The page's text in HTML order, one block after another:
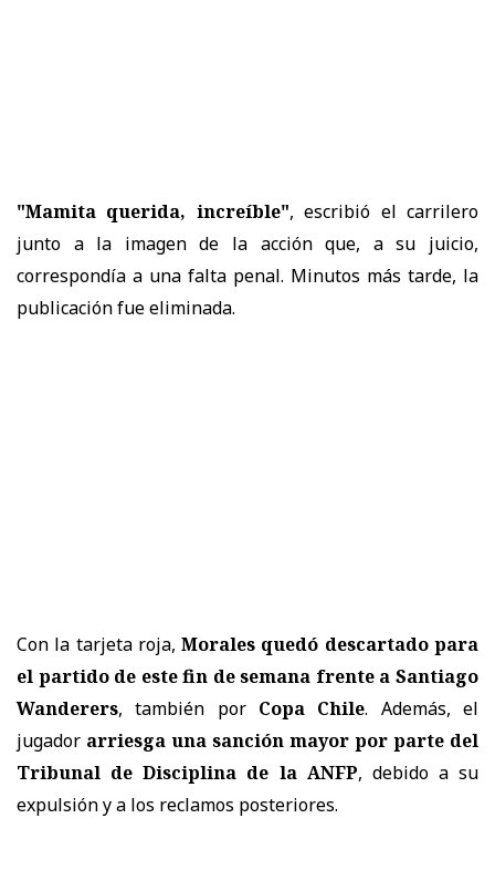
"Mamita querida, increíble", escribió el carrilero
junto a la imagen de la acción que, a su juicio,
correspondía a una falta penal. Minutos más tarde, la
publicación fue eliminada.
Con la tarjeta roja,Morales quedó descartado para
el partido de este fin de semana frente a Santiago
Wanderers, también por Copa Chile. Además, el
jugador arriesga una sanción mayor por parte del
Tribunal de Disciplina de la ANFP, debido a su
expulsión y a los reclamos posteriores.